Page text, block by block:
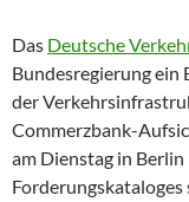
Das Deutsche
Bundesregierung ein
der
Commerzbank-
am Dienstag in
Forderungskataloges